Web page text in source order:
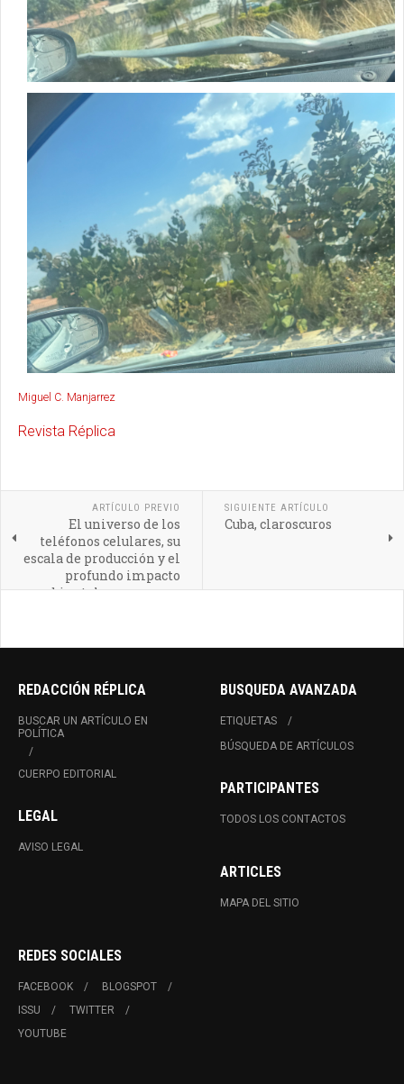
Miguel C. Manjarrez
Revista Réplica
ARTÍCULO PREVIO
El universo de los
teléfonos celulares, su
escala de producción y el
profundo impacto
ambiental que generan
SIGUIENTE ARTÍCULO
Cuba, claroscuros
REDACCIÓN RÉPLICA
BUSCAR UN ARTÍCULO EN
POLÍTICA
CUERPO EDITORIAL
LEGAL
AVISO LEGAL
BUSQUEDA AVANZADA
ETIQUETAS
BÚSQUEDA DE ARTÍCULOS
PARTICIPANTES
TODOS LOS CONTACTOS
ARTICLES
MAPA DEL SITIO
REDES SOCIALES
FACEBOOK
BLOGSPOT
ISSU
TWITTER
YOUTUBE